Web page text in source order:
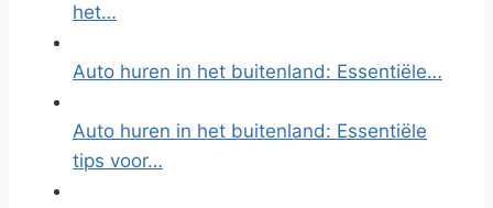
het…
Auto huren in het buitenland: Essentiële…
Auto huren in het buitenland: Essentiële
tips voor…